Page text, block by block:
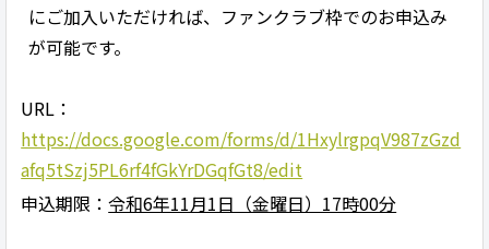
にご加入いただければ、ファンクラブ枠でのお申込み
が可能です。
URL：
https://docs.google.com/forms/d/1HxylrgpqV987zGzd
afq5tSzj5PL6rf4fGkYrDGqfGt8/edit
申込期限：令和6年11月1日（金曜日）17時00分